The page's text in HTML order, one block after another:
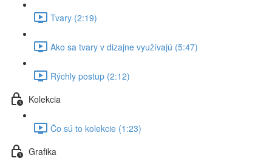
Tvary (2:19)
Ako sa tvary v dizajne využívajú (5:47)
Rýchly postup (2:12)
Kolekcia
Čo sú to kolekcie (1:23)
Grafika